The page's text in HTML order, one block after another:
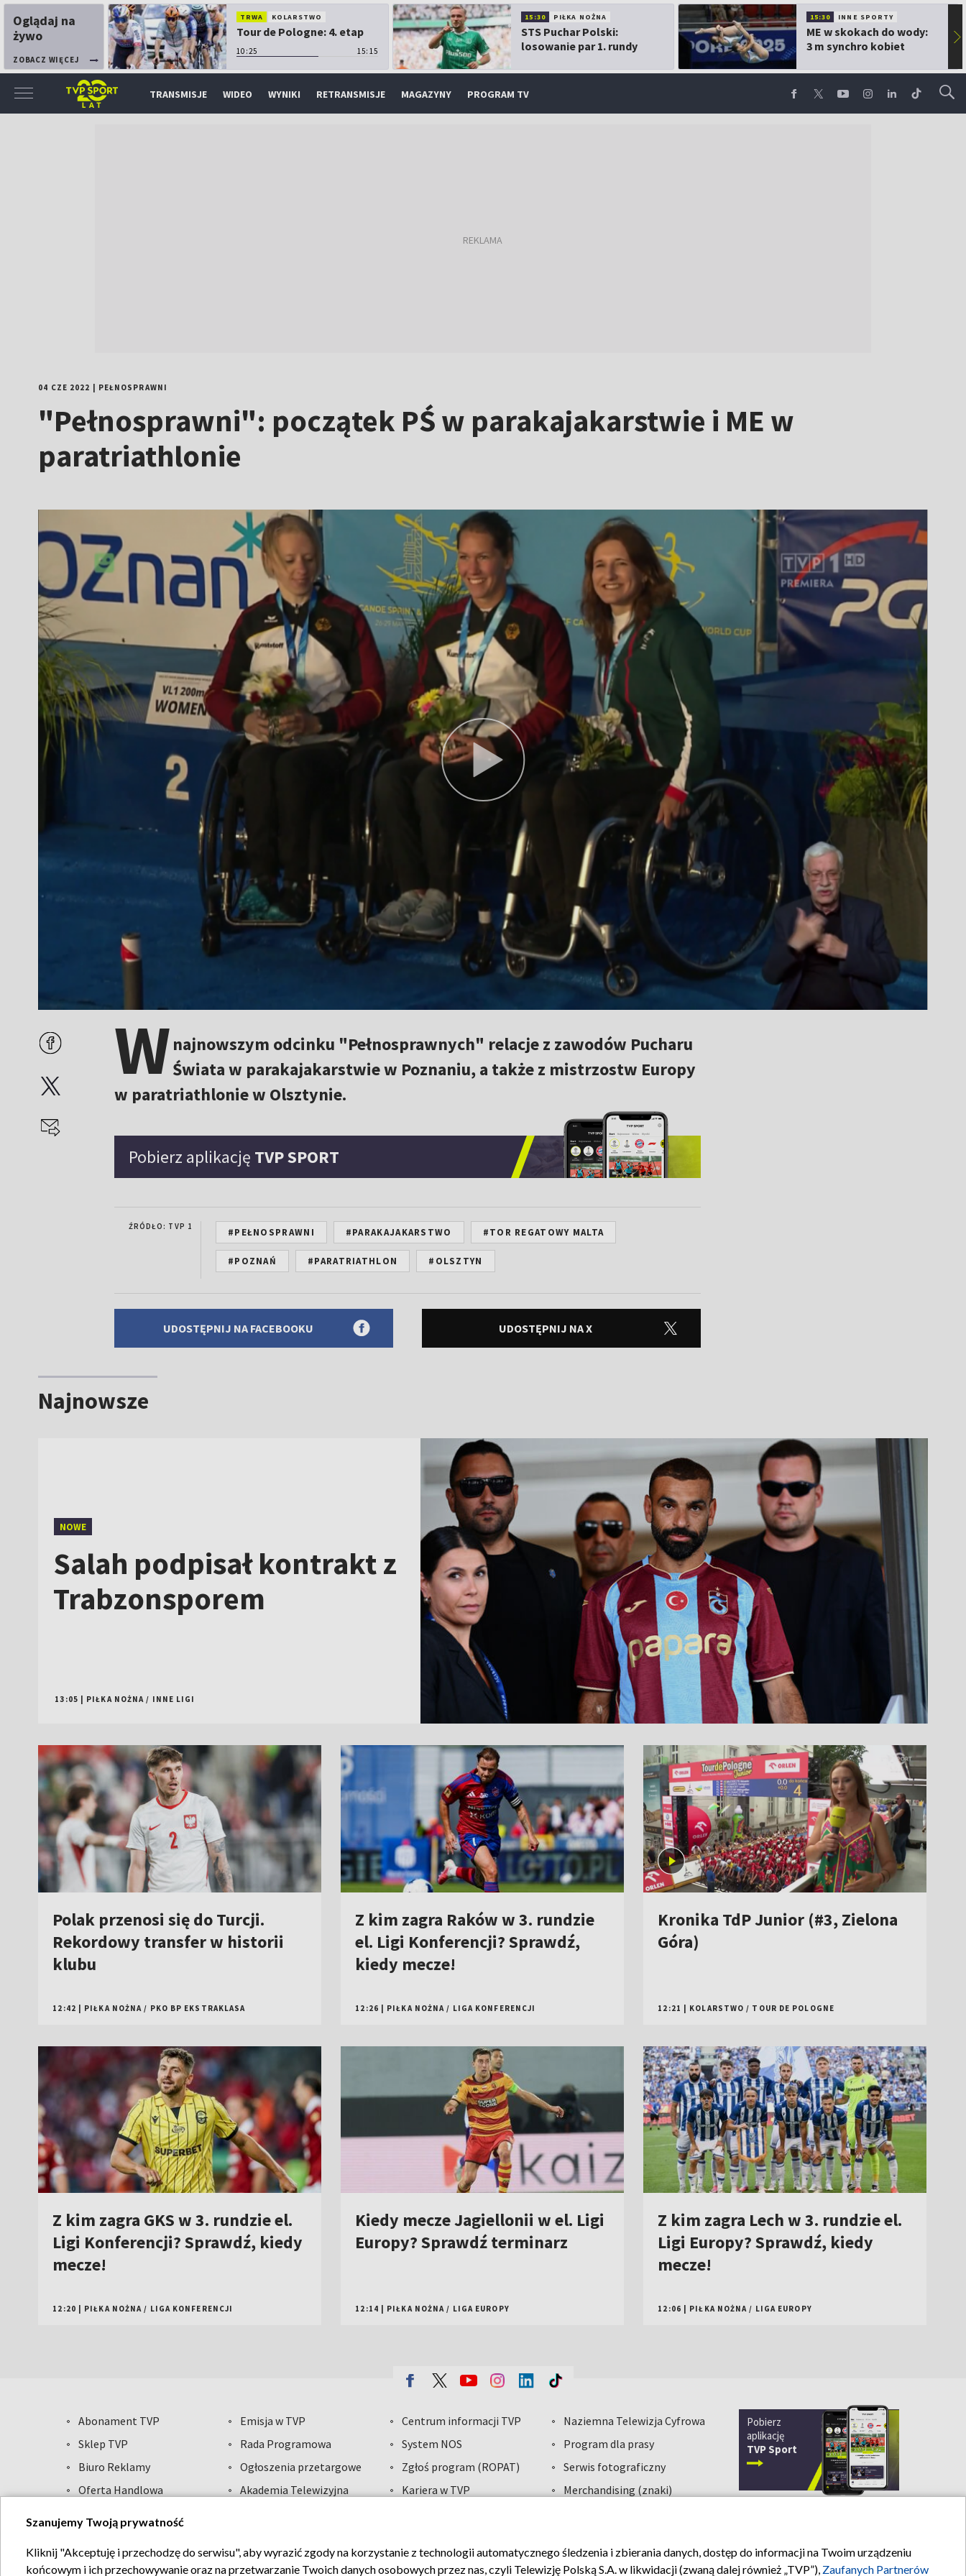
Oglądaj na
żywo
ZOBACZ WIĘCEJ
TRWA KOLARSTWO
Tour de Pologne: 4. etap
10:25 15:15
15:30 PIŁKA NOŻNA
STS Puchar Polski:
losowanie par 1. rundy
15:30 INNE SPORTY
ME w skokach do wody:
3 m synchro kobiet
▶
TRANSMISJE WIDEO WYNIKI RETRANSMISJE MAGAZYNY PROGRAM TV
04 CZE 2022 PEŁNOSPRAWNI
"Pełnosprawni": początek PŚ w parakajakarstwie i ME w
paratriathlonie
Wnajnowszym odcinku "Pełnosprawnych" relacje z zawodów Pucharu
Świata w parakajakarstwie w Poznaniu, a także z mistrzostw Europy
w paratriathlonie w Olsztynie.
Pobierz aplikację TVP SPORT
ŹRÓDŁO: TVP 1 #PEŁNOSPRAWNI #PARAKAJAKARSTWO #TOR REGATOWY MALTA
#POZNAŃ #PARATRIATHLON #OLSZTYN
UDOSTĘPNIJ NA FACEBOOKU UDOSTĘPNIJ NA X
Najnowsze
NOWE
Salah podpisał kontrakt z
Trabzonsporem
13:05 PIŁKA NOŻNA / INNE LIGI
Polak przenosi się do Turcji.
Rekordowy transfer w historii
klubu
12:42 | PIŁKA NOŻNA / PKO BP EKSTRAKLASA
Z kim zagra Raków w 3. rundzie
el. Ligi Konferencji? Sprawdź,
kiedy mecze!
12:26 | PIŁKA NOŻNA / LIGA KONFERENCJI
Kronika TdP Junior (#3, Zielona
Góra)
12:21 | KOLARSTWO / TOUR DE POLOGNE
Z kim zagra GKS w 3. rundzie el.
Ligi Konferencji? Sprawdź, kiedy
mecze!
12:20 | PIŁKA NOŻNA / LIGA KONFERENCJI
Kiedy mecze Jagiellonii w el. Ligi
Europy? Sprawdź terminarz
12:14 | PIŁKA NOŻNA / LIGA EUROPY
Z kim zagra Lech w 3. rundzie el.
Ligi Europy? Sprawdź, kiedy
mecze!
12:06 | PIŁKA NOŻNA / LIGA EUROPY
Abonament TVP
Sklep TVP
Biuro Reklamy
Oferta Handlowa
Emisja w TVP
Rada Programowa
Ogłoszenia przetargowe
Akademia Telewizyjna
Centrum informacji TVP
System NOS
Zgłoś program (ROPAT)
Kariera w TVP
Naziemna Telewizja Cyfrowa
Program dla prasy
Serwis fotograficzny
Merchandising (znaki)
Pobierz
aplikację
TVP Sport
Regulamin TVP Polityka prywatności Moje zgody Biuro reklamy Kontakt
Szanujemy Twoją prywatność
Kliknij "Akceptuję i przechodzę do serwisu", aby wyrazić zgody na korzystanie z technologii automatycznego śledzenia i zbierania danych, dostęp do informacji na Twoim urządzeniu
końcowym i ich przechowywanie oraz na przetwarzanie Twoich danych osobowych przez nas, czyli Telewizję Polską S.A. w likwidacji (zwaną dalej również „TVP”), Zaufanych Partnerów